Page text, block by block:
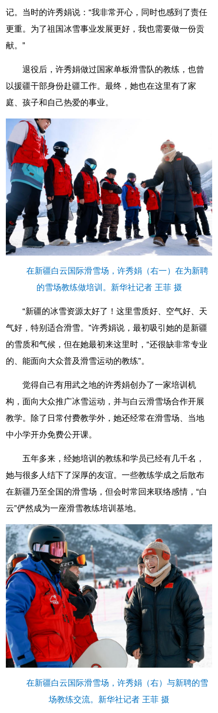
记。当时的许秀娟说：“我非常开心，同时也感到了责任
更重。为了祖国冰雪事业发展更好，我也需要做一份贡
献。”
退役后，许秀娟做过国家单板滑雪队的教练，也曾
以援疆干部身份赴疆工作。最终，她也在这里有了家
庭、孩子和自己热爱的事业。
在新疆白云国际滑雪场，许秀娟（右一）在为新聘
的雪场教练做培训。新华社记者 王菲 摄
“新疆的冰雪资源太好了！这里雪质好、空气好、天
气好，特别适合滑雪。”许秀娟说，最初吸引她的是新疆
的雪质和气候，但在她最初来这里时，“还很缺非常专业
的、能面向大众普及滑雪运动的教练”。
觉得自己有用武之地的许秀娟创办了一家培训机
构，面向大众推广冰雪运动，并与白云滑雪场合作开展
教学。除了日常付费教学外，她还经常在滑雪场、当地
中小学开办免费公开课。
五年多来，经她培训的教练和学员已经有几千名，
她与很多人结下了深厚的友谊。一些教练学成之后散布
在新疆乃至全国的滑雪场，但会时常回来联络感情，“白
云”俨然成为一座滑雪教练培训基地。
在新疆白云国际滑雪场，许秀娟（右）与新聘的雪
场教练交流。新华社记者 王菲 摄